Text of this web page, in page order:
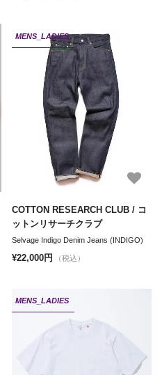
MENS_LADIES
COTTON RESEARCH CLUB / コ
ットンリサーチクラブ
Selvage Indigo Denim Jeans (INDIGO)
¥22,000円 （税込）
MENS_LADIES